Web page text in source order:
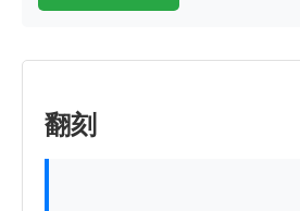
翻刻